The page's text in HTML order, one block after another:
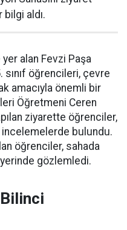
aldı.
yer alan Fevzi Paşa
öğrencileri, çevre
amacıyla önemli bir
Öğretmeni Ceren
ziyarette öğrenciler,
incelemelerde bulundu.
öğrenciler, sahada
gözlemledi.